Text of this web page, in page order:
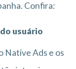
Confira:
usuário
Native Ads e os